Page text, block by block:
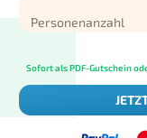
Personenanzahl
Sofort als PDF-Gutschein